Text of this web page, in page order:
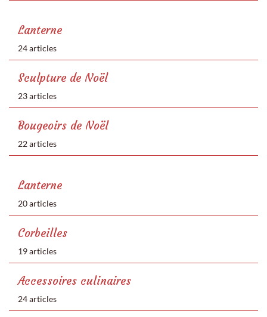
Lanterne
24 articles
Sculpture de Noël
23 articles
Bougeoirs de Noël
22 articles
Lanterne
20 articles
Corbeilles
19 articles
Accessoires culinaires
24 articles